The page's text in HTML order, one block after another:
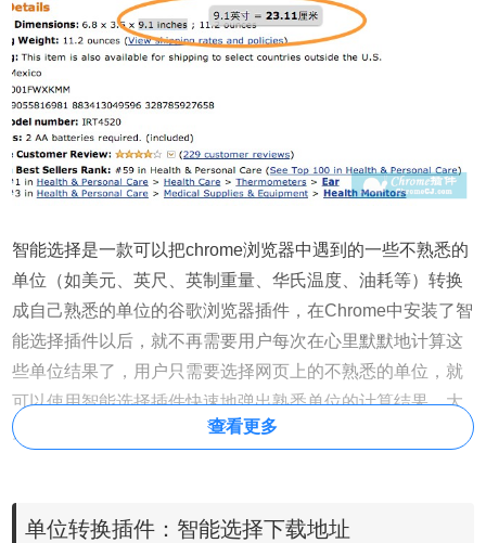
智能选择是一款可以把chrome浏览器中遇到的一些不熟悉的
单位（如美元、英尺、英制重量、华氏温度、油耗等）转换
成自己熟悉的单位的谷歌浏览器插件，在Chrome中安装了智
能选择插件以后，就不再需要用户每次在心里默默地计算这
些单位结果了，用户只需要选择网页上的不熟悉的单位，就
可以使用智能选择插件快速地弹出熟悉单位的计算结果，大
大方便了用户的工作效率。查看更多
单位转换插件：智能选择下载地址